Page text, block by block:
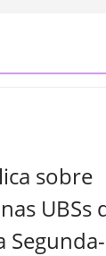
sobre
UBSs
Segunda-